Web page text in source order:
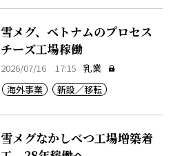
雪メグ、ベトナムのプロセス
チーズ工場稼働
2026/07/16 17:15 乳業
海外事業
新設／移転
雪メグなかしべつ工場増築着